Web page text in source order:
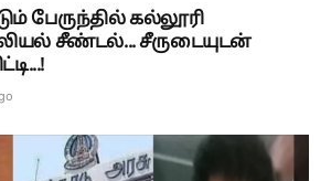
பேருந்தில் கல்லூரி
சீண்டல்... சீருடையுடன்